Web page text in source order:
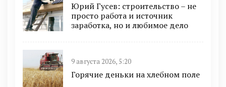
Юрий Гусев: строительство – не
просто работа и источник
заработка, но и любимое дело
9 августа 2026, 5:20
Горячие деньки на хлебном поле